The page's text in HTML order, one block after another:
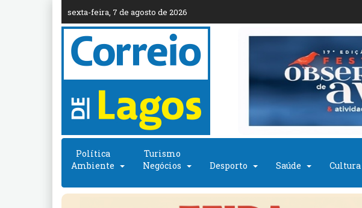
sexta-feira, 7 de agosto de 2026
Política
Ambiente
Turismo
Negócios
Desporto Saúde Cultura